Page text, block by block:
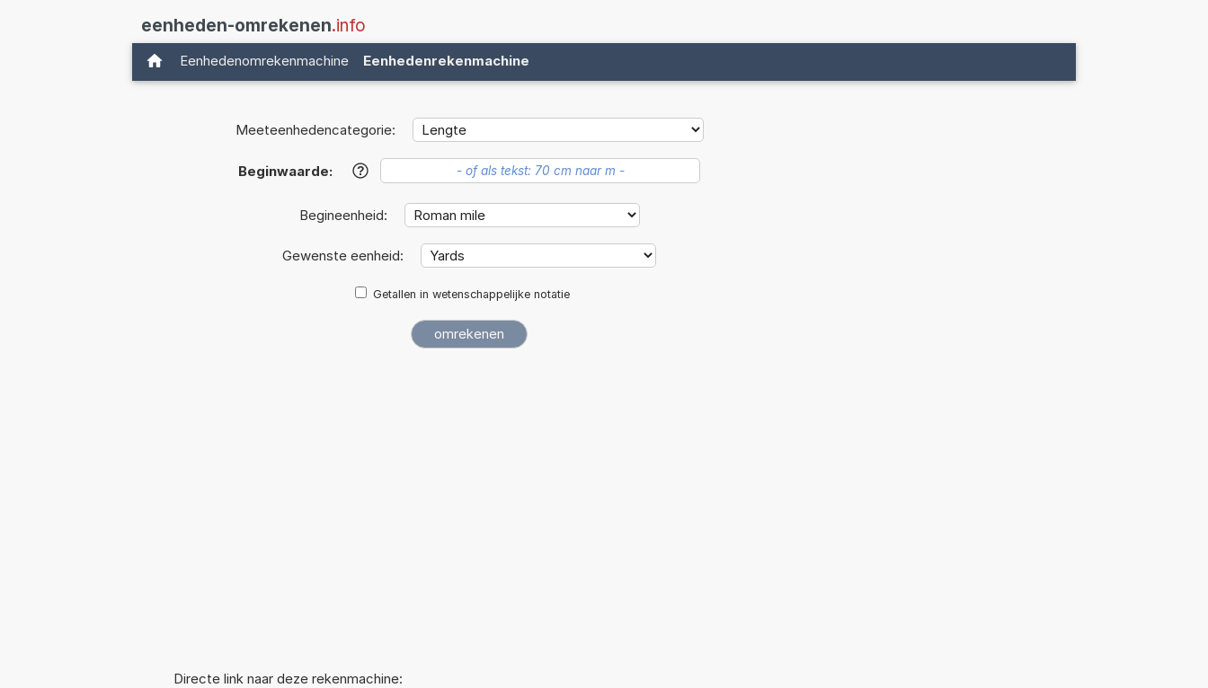
eenheden-omrekenen.info
Eenhedenomrekenmachine Eenhedenrekenmachine
Meeteenhedencategorie:
Beginwaarde: ?
Begineenheid:
Gewenste eenheid:
Getallen in wetenschappelijke notatie
Directe link naar deze rekenmachine: